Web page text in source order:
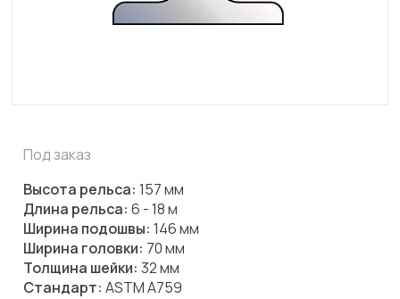
Под заказ
Высота рельса: 157 мм
Длина рельса: 6 - 18 м
Ширина подошвы: 146 мм
Ширина головки: 70 мм
Толщина шейки: 32 мм
Стандарт: ASTM A759